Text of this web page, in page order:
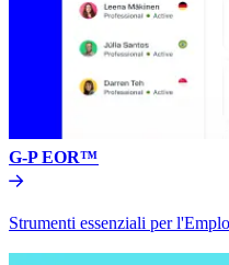
G-P EOR™​​
Strumenti essenziali per